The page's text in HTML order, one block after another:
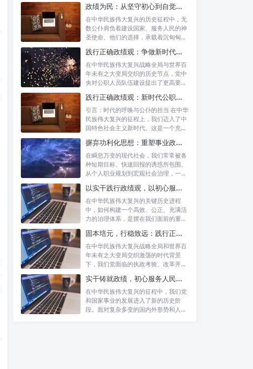
政绩为民：从坚守初心到自觉树立正确政绩观的实践之路
在中华民族伟大复兴的历史征程中，无
数公仆肩负着建设国家、服务人民的神
圣使命。他们的选择，承载着沉甸甸的
践行正确政绩观：争做新时代合格公职人员的根本遵循与实践路径
在中华民族伟大复兴战略全局与世界百
年未有之大变局交织的历史节点，党中
央对公职人员队伍建设提出了更高要
践行正确政绩观：新时代公职人员的使命与担当
引言：时代的呼唤与公仆的担当 在中华
民族伟大复兴的征程上，我们迈入了中
国特色社会主义新时代。这是一个充满
摒弃功利化思想：重塑事业政绩观，驱动社会高质量发展
在瞬息万变的现代社会，我们常常被各
种短期目标、快速回报的诱惑所包围。
从个人职业规划到宏观社会治理，一种
以实干践行政绩观，以初心服务群众：新时代治理的灯塔与指南
在中华民族伟大复兴的关键历史进程
中，如何构建一个高效、公正、充满活
力的治理体系，是摆在我们面前的重要
固本培元，行稳致远：践行正确政绩理念，永葆务实清廉作风的时代命题
在中华民族伟大复兴战略全局和世界百
年未有之大变局交织激荡的时代背景
下，我们党面临的执政考验、改革开放
实干铸就政绩，初心服务人民：新时代干部担当作为的实践指南
在中华民族伟大复兴的征程中，我们党
和国家事业的发展进入了新的历史阶
段。面对复杂多变的国内外形势和人民